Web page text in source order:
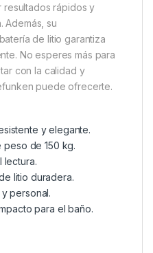
resultados rápidos y
Además, su
de litio garantiza
No esperes más para
con la calidad y
puede ofrecerte.
y elegante.
peso de 150 kg.
lectura.
litio duradera.
personal.
para el baño.